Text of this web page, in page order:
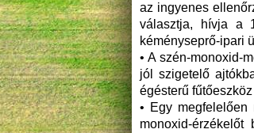
az ingyenes
választja, hívja a
kéményseprő-ipari
• A szén-monoxid-
jól szigetelő
égésterű
• Egy megfelelően
monoxid-